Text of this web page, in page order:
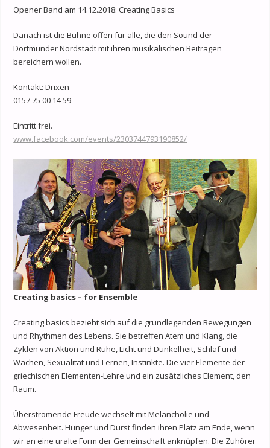
Opener Band am 14.12.2018: Creating Basics
Danach ist die Bühne offen für alle, die den Sound der
Dortmunder Nordstadt mit ihren musikalischen Beiträgen
bereichern wollen.
Kontakt: Drixen
0157 75 00 14 59
Eintritt frei.
www.facebook.com/events/2303744793190852/
—
Creating basics – for Ensemble
Creating basics bezieht sich auf die grundlegenden Bewegungen
und Rhythmen des Lebens. Sie betreffen Atem und Klang, die
Zyklen von Aktion und Ruhe, Licht und Dunkelheit, Schlaf und
Wachen, Sexualität und Lernen, Instinkte. Die vier Elemente der
griechischen Elementen-Lehre und ein zusätzliches Element, den
Raum.
Überströmende Freude wechselt mit Melancholie und
Abwesenheit. Hunger und Durst finden ihren Platz am Ende, wenn
wir an eine uralte Form der Gemeinschaft anknüpfen. Die Zuhörer